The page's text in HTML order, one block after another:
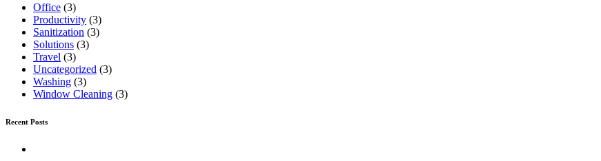
Office (3)
Productivity (3)
Sanitization (3)
Solutions (3)
Travel (3)
Uncategorized (3)
Washing (3)
Window Cleaning (3)
Recent Posts